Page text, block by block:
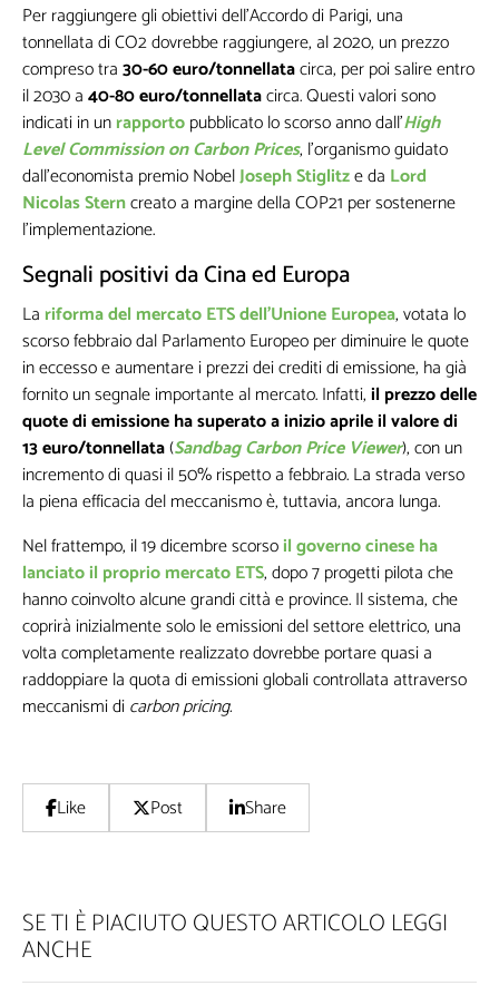
Per raggiungere gli obiettivi dell’Accordo di Parigi, una
tonnellata di CO2 dovrebbe raggiungere, al 2020, un prezzo
compreso tra30-60 euro/tonnellatacirca, per poi salire entro
il 2030 a40-80 euro/tonnellatacirca. Questi valori sono
indicati in unrapportopubblicato lo scorso anno dall’High
Level Commission on Carbon Prices, l’organismo guidato
dall’economista premio NobelJoseph Stiglitze da Lord
Nicolas Sterncreato a margine della COP21 per sostenerne
l’implementazione.
Segnali positivi da Cina ed Europa
La riforma del mercato ETS dell’Unione Europea, votata lo
scorso febbraio dal Parlamento Europeo per diminuire le quote
in eccesso e aumentare i prezzi dei crediti di emissione, ha già
fornito un segnale importante al mercato. Infatti,il prezzo delle
quote di emissione ha superato a inizio aprile il valore di
13 euro/tonnellata(Sandbag Carbon Price Viewer), con un
incremento di quasi il 50% rispetto a febbraio. La strada verso
la piena efficacia del meccanismo è, tuttavia, ancora lunga.
Nel frattempo, il 19 dicembre scorsoil governo cinese ha
lanciato il proprio mercato ETS, dopo 7 progetti pilota che
hanno coinvolto alcune grandi città e province. Il sistema, che
coprirà inizialmente solo le emissioni del settore elettrico, una
volta completamente realizzato dovrebbe portare quasi a
raddoppiare la quota di emissioni globali controllata attraverso
meccanismi dicarbon pricing.
Like Post Share
SE TI È PIACIUTO QUESTO ARTICOLO LEGGI
ANCHE